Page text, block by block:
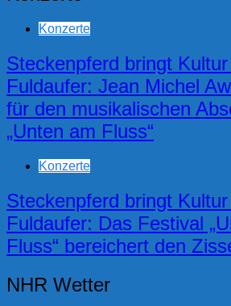
Konzerte
Steckenpferd bringt
Fuldaufer: Jean Michel
für den musikalischen
„Unten am Fluss“
Konzerte
Steckenpferd bringt
Fuldaufer: Das Festival
Fluss“ bereichert den
NHR Wetter